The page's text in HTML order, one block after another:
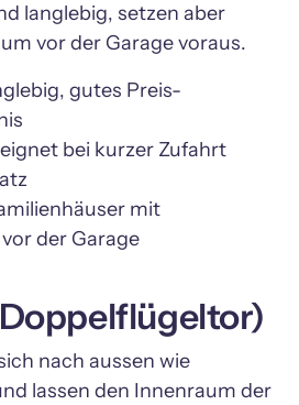
langlebig, setzen aber
vor der Garage voraus.
gutes Preis-
bei kurzer Zufahrt
mit
nach aussen wie
lassen den Innenraum der